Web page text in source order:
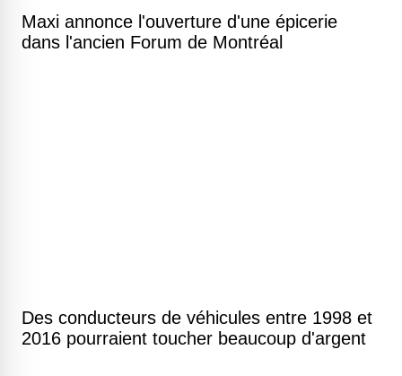
Maxi annonce l'ouverture d'une épicerie
dans l'ancien Forum de Montréal
Des conducteurs de véhicules entre 1998 et
2016 pourraient toucher beaucoup d'argent